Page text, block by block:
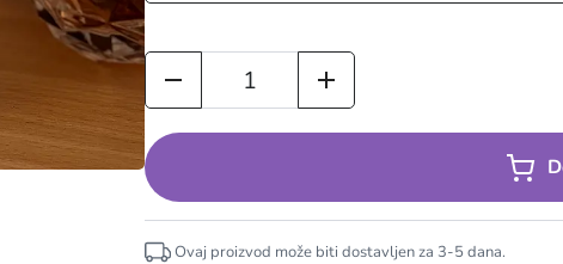
Ovaj proizvod može biti dostavljen za 3-5dana.